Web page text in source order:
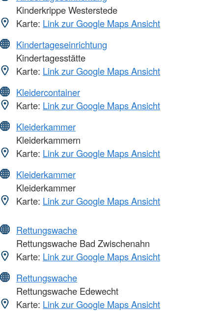
Kinderkrippe Westerstede
Karte: Link zur Google Maps Ansicht
Kindertageseinrichtung
Kindertagesstätte
Karte: Link zur Google Maps Ansicht
Kleidercontainer
Karte: Link zur Google Maps Ansicht
Kleiderkammer
Kleiderkammern
Karte: Link zur Google Maps Ansicht
Kleiderkammer
Kleiderkammer
Karte: Link zur Google Maps Ansicht
Rettungswache
Rettungswache Bad Zwischenahn
Karte: Link zur Google Maps Ansicht
Rettungswache
Rettungswache Edewecht
Karte: Link zur Google Maps Ansicht